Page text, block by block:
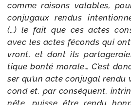
comme rai­sons valables,
conju­gaux ren­dus
(…) le fait que ces actes
avec les actes féconds qui
vront, et dont ils
tique bon­té morale… C’est
ser qu’un acte conju­gal
cond et, par consé­quent,
nête, puisse être ren­du